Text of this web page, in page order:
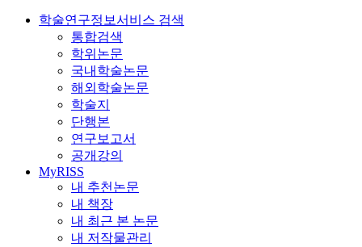
학술연구정보서비스 검색
통합검색
학위논문
국내학술논문
해외학술논문
학술지
단행본
연구보고서
공개강의
MyRISS
내 추천논문
내 책장
내 최근 본 논문
내 저작물관리